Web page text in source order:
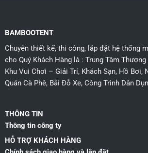
BAMBOOTENT
Chuyên thiết kế, thi công, lắp đặt hệ thống
cho Quý Khách Hàng là : Trung Tâm
Khu Vui Chơi – Giải Trí, Khách Sạn, Hồ Bơi,
Quán Cà Phê, Bãi Đỗ Xe, Công Trình Dân
THÔNG TIN
Thông tin công ty
HỖ TRỢ KHÁCH HÀNG